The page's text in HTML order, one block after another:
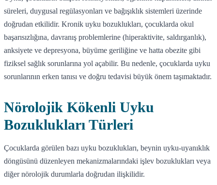
süreleri, duygusal regülasyonları ve bağışıklık sistemleri üzerinde
doğrudan etkilidir. Kronik uyku bozuklukları, çocuklarda okul
başarısızlığına, davranış problemlerine (hiperaktivite, saldırganlık),
anksiyete ve depresyona, büyüme geriliğine ve hatta obezite gibi
fiziksel sağlık sorunlarına yol açabilir. Bu nedenle, çocuklarda uyku
sorunlarının erken tanısı ve doğru tedavisi büyük önem taşımaktadır.
Nörolojik Kökenli Uyku
Bozuklukları Türleri
Çocuklarda görülen bazı uyku bozuklukları, beynin uyku-uyanıklık
döngüsünü düzenleyen mekanizmalarındaki işlev bozuklukları veya
diğer nörolojik durumlarla doğrudan ilişkilidir.